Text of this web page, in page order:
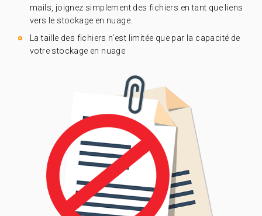
mails, joignez simplement des fichiers en tant que liens
vers le stockage en nuage.
La taille des fichiers n’est limitée que par la capacité de
votre stockage en nuage